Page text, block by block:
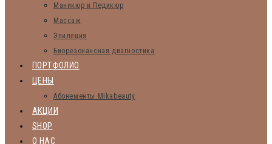
Маникюр и Педикюр
Массаж
Эпиляция
Биорезонансная диагностика
ПОРТФОЛИО
ЦЕНЫ
Абонементы Mikabeauty
АКЦИИ
SHOP
О НАС